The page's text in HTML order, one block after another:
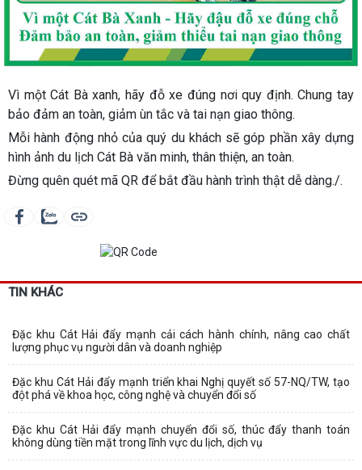
Vì một Cát Bà xanh, hãy đỗ xe đúng nơi quy định. Chung tay
bảo đảm an toàn, giảm ùn tắc và tai nạn giao thông.
Mỗi hành động nhỏ của quý du khách sẽ góp phần xây dựng
hình ảnh du lịch Cát Bà văn minh, thân thiện, an toàn.
Đừng quên quét mã QR để bắt đầu hành trình thật dễ dàng./.
TIN KHÁC
Đặc khu Cát Hải đẩy mạnh cải cách hành chính, nâng cao chất
lượng phục vụ người dân và doanh nghiệp
Đặc khu Cát Hải đẩy mạnh triển khai Nghị quyết số 57-NQ/TW, tạo
đột phá về khoa học, công nghệ và chuyển đổi số
Đặc khu Cát Hải đẩy mạnh chuyển đổi số, thúc đẩy thanh toán
không dùng tiền mặt trong lĩnh vực du lịch, dịch vụ